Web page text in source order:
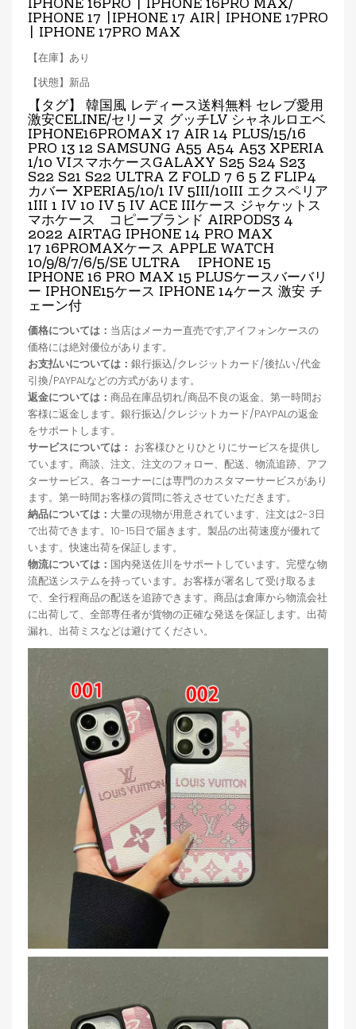
IPHONE 17 |IPHONE 17 AIR| IPHONE 17PRO
| IPHONE 17PRO MAX
【在庫】あり
【状態】新品
【タグ】 韓国風 レディース送料無料 セレブ愛用
激安CELINE/セリーヌ グッチLV シャネルロエベ
IPHONE16PROMAX 17 AIR14 PLUS/15/16
PRO 13 12 SAMSUNG A55 A54 A53 XPERIA
1/10 VIスマホケースGALAXY S25 S24 S23
S22 S21 S22 ULTRA Z FOLD 7 6 5 Z FLIP4
カバー XPERIA5/10/1 IV 5III/10III エクスペリア
1III 1 IV 10 IV 5 IV ACE IIIケース ジャケットス
マホケース コピーブランド AIRPODS3 4
2022 AIRTAG IPHONE 14 PRO MAX
17 16PROMAXケース APPLE WATCH
10/9/8/7/6/5/SE ULTRA IPHONE 15
IPHONE 16 PRO MAX 15 PLUSケースバーバリ
ー IPHONE15ケース IPHONE 14ケース 激安 チ
ェーン付
価格については： 当店はメーカー直売です,アイフォンケースの
価格には絶対優位があります。
お支払いについては： 銀行振込/クレジットカード/後払い/代金
引換/PAYPALなどの方式があります。
返金については： 商品在庫品切れ/商品不良の返金。第一時間お
客様に返金します。銀行振込/クレジットカード/PAYPALの返金
をサポートします。
サービスについては： お客様ひとりひとりにサービスを提供し
ています。商談、注文、注文のフォロー、配送、物流追跡、アフ
ターサービス。各コーナーには専門のカスタマーサービスがあり
ます。第一時間お客様の質問に答えさせていただきます。
納品については： 大量の現物が用意されています、注文は2-3日
で出荷できます。10-15日で届きます。製品の出荷速度が優れて
います。快速出荷を保証します。
物流については： 国内発送佐川をサポートしています。完璧な物
流配送システムを持っています。お客様が署名して受け取るま
で、全行程商品の配送を追跡できます。商品は倉庫から物流会社
に出荷して、全部専任者が貨物の正確な発送を保証します。出荷
漏れ、出荷ミスなどは避けてください。